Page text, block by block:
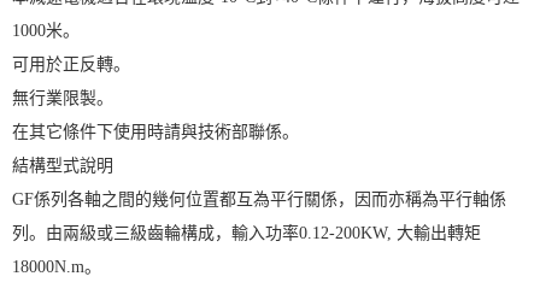
1000米。
可用於正反轉。
無行業限製。
在其它條件下使用時請與技術部聯係。
結構型式說明
GF係列各軸之間的幾何位置都互為平行關係，因而亦稱為平行軸係
列。由兩級或三級齒輪構成，輸入功率0.12-200KW, 大輸出轉矩
18000N.m。